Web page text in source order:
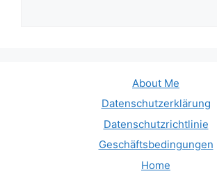
About Me
Datenschutzerklärung
Datenschutzrichtlinie
Geschäftsbedingungen
Home